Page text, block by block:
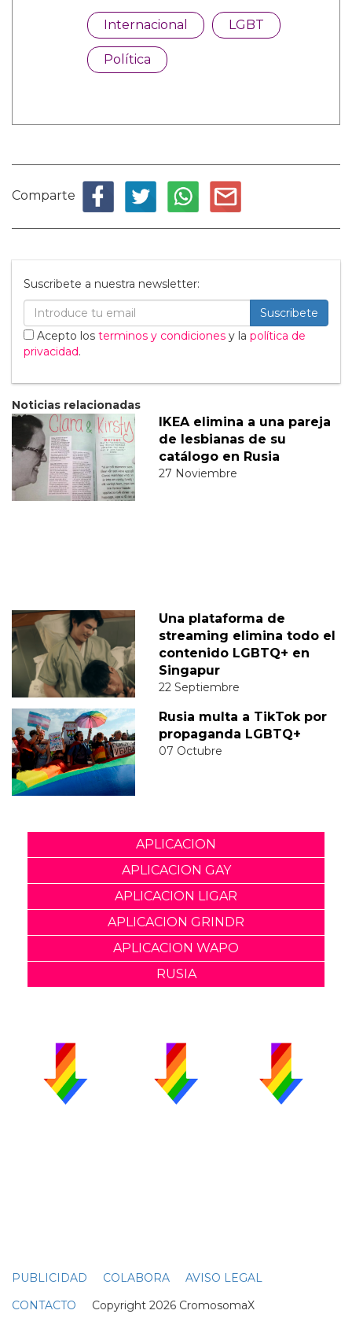
Internacional LGBT
Política
Comparte
Suscribete a nuestra newsletter:
Suscribete
Acepto los terminos y condiciones y la política de
privacidad.
Noticias relacionadas
IKEA elimina a una pareja
de lesbianas de su
catálogo en Rusia
27 Noviembre
Una plataforma de
streaming elimina todo el
contenido LGBTQ+ en
Singapur
22 Septiembre
Rusia multa a TikTok por
propaganda LGBTQ+
07 Octubre
APLICACION
APLICACION GAY
APLICACION LIGAR
APLICACION GRINDR
APLICACION WAPO
RUSIA
PUBLICIDAD COLABORA
AVISO LEGAL
CONTACTO Copyright 2026 CromosomaX